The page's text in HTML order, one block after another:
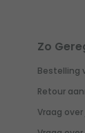
Zo
Bestelling
Retour
Vraag